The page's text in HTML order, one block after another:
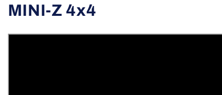
コ
レ
MINI-Z 4x4